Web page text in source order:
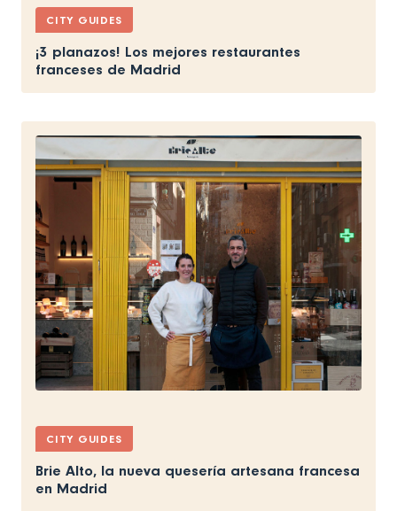
CITY GUIDES
¡3 planazos! Los mejores restaurantes
franceses de Madrid
CITY GUIDES
Brie Alto, la nueva quesería artesana francesa
en Madrid